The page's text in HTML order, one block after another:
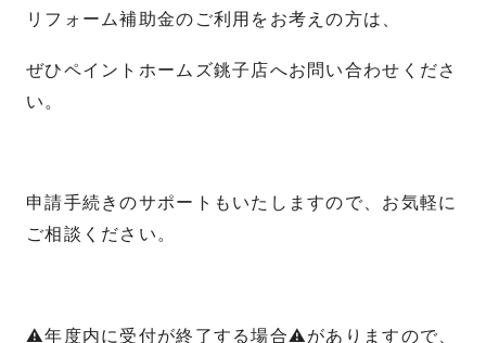
リフォーム補助金のご利用をお考えの方は、
ぜひペイントホームズ銚子店へお問い合わせくださ
い。
申請手続きのサポートもいたしますので、お気軽に
ご相談ください。
⚠年度内に受付が終了する場合⚠がありますので、